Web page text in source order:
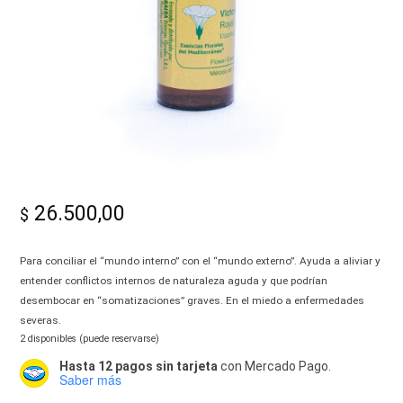
$ 26.500,00
Para conciliar el “mundo interno” con el “mundo externo”. Ayuda a aliviar y
entender conflictos internos de naturaleza aguda y que podrían
desembocar en “somatizaciones” graves. En el miedo a enfermedades
severas.
2 disponibles (puede reservarse)
Hasta 12 pagos sin tarjeta con Mercado Pago.
Saber más